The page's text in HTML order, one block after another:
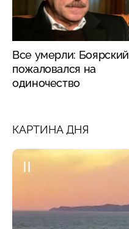
Все умерли: Боярский
пожаловался на
одиночество
КАРТИНА ДНЯ